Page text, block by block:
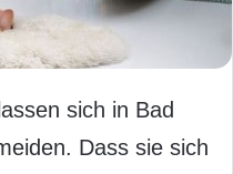
sich in Bad
Dass sie sich